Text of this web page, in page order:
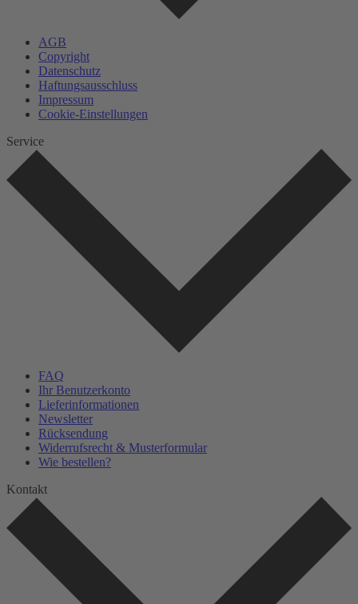
AGB
Copyright
Datenschutz
Haftungsausschluss
Impressum
Cookie-Einstellungen
Service
FAQ
Ihr Benutzerkonto
Lieferinformationen
Newsletter
Rücksendung
Widerrufsrecht & Musterformular
Wie bestellen?
Kontakt